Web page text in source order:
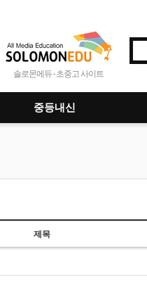
솔로몬에듀 - 초중고 사이트
중등내신
제목